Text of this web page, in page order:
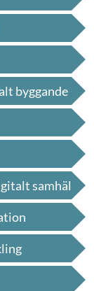
byggande
samhäl ...